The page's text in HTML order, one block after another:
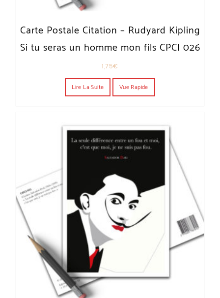
Carte Postale Citation – Rudyard Kipling
Si tu seras un homme mon fils CPCI 026
1,75€
Lire La Suite Vue Rapide